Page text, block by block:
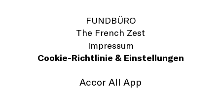
FUNDBÜRO
The French Zest
Impressum
Cookie-Richtlinie & Einstellungen
Accor All App